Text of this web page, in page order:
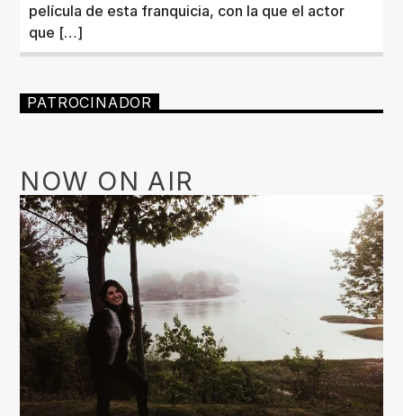
película de esta franquicia, con la que el actor
que […]
PATROCINADOR
NOW ON AIR